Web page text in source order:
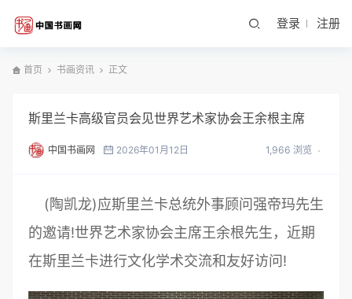
登录 注册
首页 书画资讯 正文
斯里兰卡高级官员会见世界艺术家协会王余根主席
中国书画网 2026年01月12日 1,966 浏览
(陶凯龙)应斯里兰卡总统外事顾问强帝玛先生
的邀请!世界艺术家协会主席王余根先生，近期
在斯里兰卡进行文化学术交流和友好访问!